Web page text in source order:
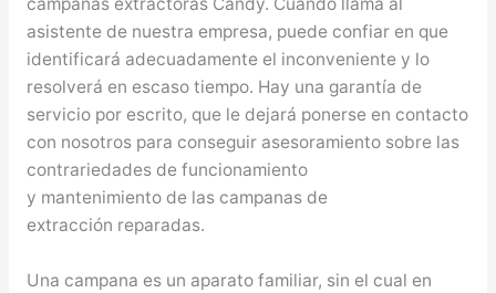
asistente de nuestra empresa, puede confiar en que
identificará adecuadamente el inconveniente y lo
resolverá en escaso tiempo. Hay una garantía de
servicio por escrito, que le dejará ponerse en contacto
con nosotros para conseguir asesoramiento sobre las
contrariedades de funcionamiento
y mantenimiento de las campanas de
extracción reparadas.
Una campana es un aparato familiar, sin el cual en